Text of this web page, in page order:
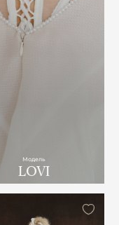
Модель
LOVI